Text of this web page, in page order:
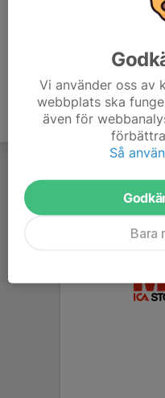
Vi använder oss av
webbplats ska
även för
Så
Bara